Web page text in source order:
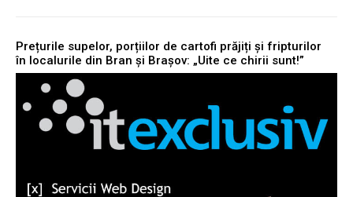
Prețurile supelor, porțiilor de cartofi prăjiți și fripturilor
în localurile din Bran și Brașov: „Uite ce chirii sunt!”